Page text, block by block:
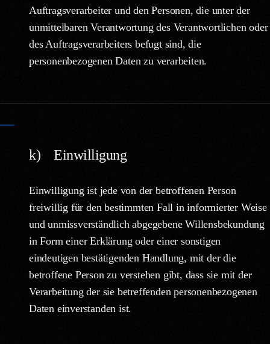
Auftragsverarbeiter und den Personen, die unter der
unmittelbaren Verantwortung des Verantwortlichen oder
des Auftragsverarbeiters befugt sind, die
personenbezogenen Daten zu verarbeiten.
k) Einwilligung
Einwilligung ist jede von der betroffenen Person
freiwillig für den bestimmten Fall in informierter Weise
und unmissverständlich abgegebene Willensbekundung
in Form einer Erklärung oder einer sonstigen
eindeutigen bestätigenden Handlung, mit der die
betroffene Person zu verstehen gibt, dass sie mit der
Verarbeitung der sie betreffenden personenbezogenen
Daten einverstanden ist.